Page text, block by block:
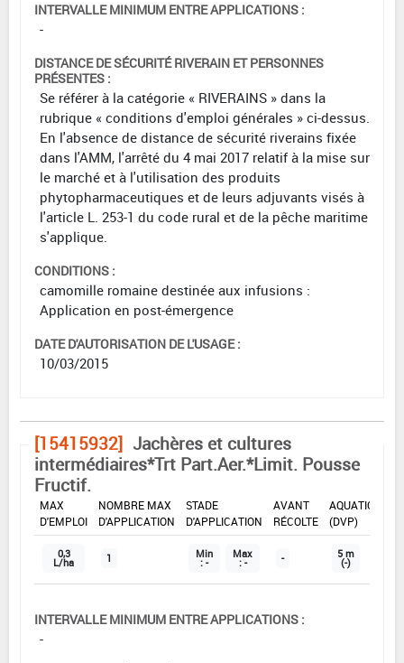
INTERVALLE MINIMUM ENTRE APPLICATIONS :
-
DISTANCE DE SÉCURITÉ RIVERAIN ET PERSONNES
PRÉSENTES :
Se référer à la catégorie « RIVERAINS » dans la
rubrique « conditions d'emploi générales » ci-dessus.
En l'absence de distance de sécurité riverains fixée
dans l'AMM, l'arrêté du 4 mai 2017 relatif à la mise sur
le marché et à l'utilisation des produits
phytopharmaceutiques et de leurs adjuvants visés à
l'article L. 253-1 du code rural et de la pêche maritime
s'applique.
CONDITIONS :
camomille romaine destinée aux infusions :
Application en post-émergence
DATE D'AUTORISATION DE L'USAGE :
10/03/2015
[15415932] Jachères et cultures
intermédiaires*Trt Part.Aer.*Limit. Pousse
Fructif.
DOSE
MAX
D'EMPLOI
NOMBRE MAX
D'APPLICATION
STADE
D'APPLICATION
AVANT
RÉCOLTE
AQUATIQUE
(DVP)
0,3
L/ha 1 Min
: -
Max
: - - 5 m
(-)
INTERVALLE MINIMUM ENTRE APPLICATIONS :
-